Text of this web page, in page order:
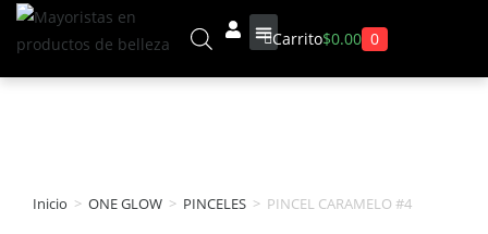
Carrito$0.00 0
Inicio > ONE GLOW > PINCELES > PINCEL CARAMELO #4